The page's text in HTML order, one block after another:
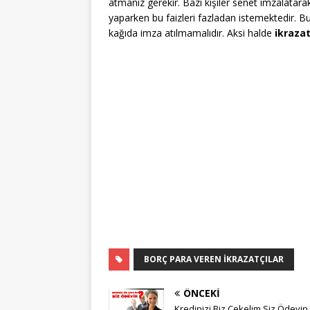
atmanız gerekir. Bazı kişiler senet
yaparken bu faizleri fazladan istemektedir.
kağıda imza atılmamalıdır. Aksi halde
BORÇ PARA VEREN İKRAZATÇILAR
ÖNCEKI